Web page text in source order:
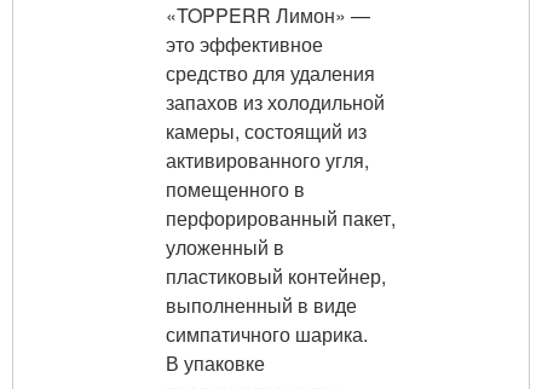
«TOPPERR Лимон» —
это эффективное
средство для удаления
запахов из холодильной
камеры, состоящий из
активированного угля,
помещенного в
перфорированный пакет,
уложенный в
пластиковый контейнер,
выполненный в виде
симпатичного шарика.
В упаковке